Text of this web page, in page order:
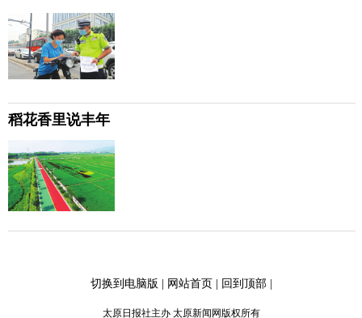
稻花香里说丰年
切换到电脑版 | 网站首页| 回到顶部|
太原日报社主办 太原新闻网版权所有